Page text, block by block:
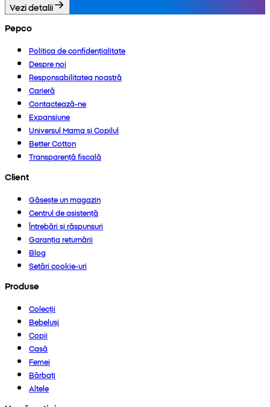
Vezi detalii
Pepco
Politica de confidențialitate
Despre noi
Responsabilitatea noastră
Carieră
Contactează-ne
Expansiune
Universul Mama și Copilul
Better Cotton
Transparență fiscală
Client
Găsește un magazin
Centrul de asistență
Întrebări și răspunsuri
Garanția returnării
Blog
Setări cookie-uri
Produse
Colecții
Bebeluși
Copii
Casă
Femei
Bărbați
Altele